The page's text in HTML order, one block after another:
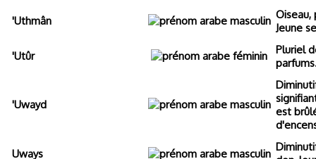
'Uthmân
Oiseau,
Jeune
'Utûr
Pluriel
'Uwayd
est
Uways